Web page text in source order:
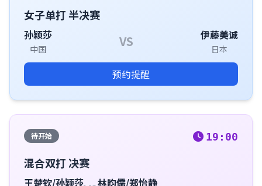
女子单打 半决赛
孙颖莎
中国 VS 伊藤美诚
日本
预约提醒
待开始 19:00
混合双打 决赛
王楚钦/孙颖莎 林昀儒/郑怡静